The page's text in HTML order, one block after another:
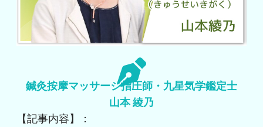
鍼灸按摩マッサージ指圧師・九星気学鑑定士
山本 綾乃
【記事内容】：